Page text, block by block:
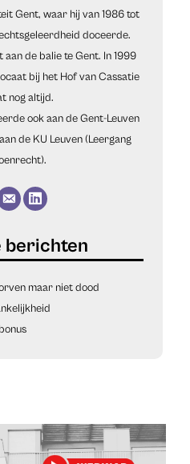
Gent, waar hij van 1986 tot
doceerde.
de balie te Gent. In 1999
bij het Hof van Cassatie
nog altijd.
ook aan de Gent-Leuven
de KU Leuven (Leergang
maar niet dood